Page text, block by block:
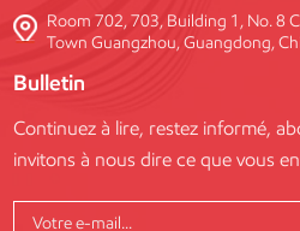
Room 702, 703, Building 1, No. 8
Town Guangzhou, Guangdong,
Bulletin
Continuez à lire, restez informé,
invitons à nous dire ce que vous